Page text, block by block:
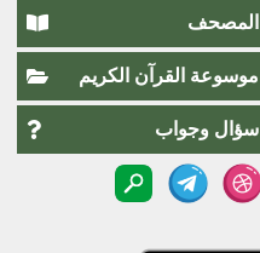
المصحف
موسوعة القرآن الكريم
سؤال وجواب